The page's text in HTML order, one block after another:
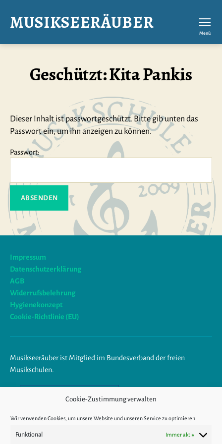
Cookie-Zustimmung verwalten
Wir verwenden Cookies, um unsere Website und unseren Service zu optimieren.
Funktional Immer aktiv
MUSIKSEERÄUBER Menü
Geschützt: Kita Pankis
Dieser Inhalt ist passwortgeschützt. Bitte gib unten das
Passwort ein, um ihn anzeigen zu können.
Passwort:
Impressum
Datenschutzerklärung
AGB
Widerrufsbelehrung
Hygienekonzept
Cookie-Richtlinie (EU)
Musikseeräuber ist Mitglied im Bundesverband der freien
Musikschulen.
Am Ende trägst du Musik im